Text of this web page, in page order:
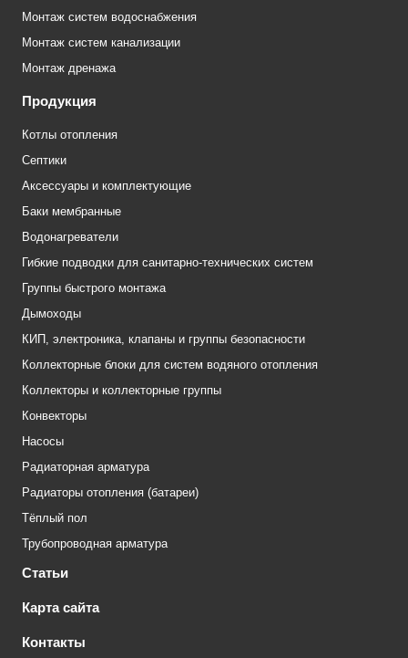
Монтаж систем водоснабжения
Монтаж систем канализации
Монтаж дренажа
Продукция
Котлы отопления
Септики
Аксессуары и комплектующие
Баки мембранные
Водонагреватели
Гибкие подводки для санитарно-технических систем
Группы быстрого монтажа
Дымоходы
КИП, электроника, клапаны и группы безопасности
Коллекторные блоки для систем водяного отопления
Коллекторы и коллекторные группы
Конвекторы
Насосы
Радиаторная арматура
Радиаторы отопления (батареи)
Тёплый пол
Трубопроводная арматура
Статьи
Карта сайта
Контакты